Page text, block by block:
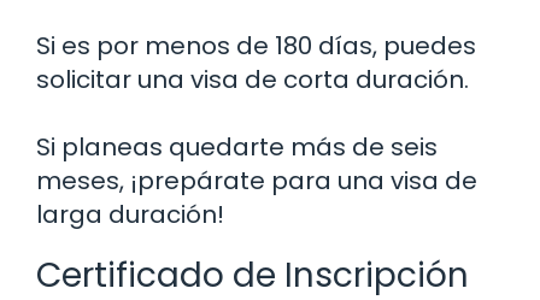
Si es por menos de 180 días, puedes
solicitar una visa de corta duración.
Si planeas quedarte más de seis
meses, ¡prepárate para una visa de
larga duración!
Certificado de Inscripción